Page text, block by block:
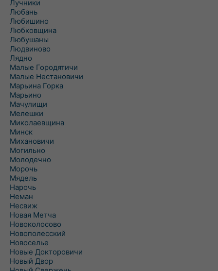
Лучники
Любань
Любишино
Любковщина
Любушаны
Людвиново
Лядно
Малые Городятичи
Малые Нестановичи
Марьина Горка
Марьино
Мачулищи
Мелешки
Миколаевщина
Минск
Михановичи
Могильно
Молодечно
Морочь
Мядель
Нарочь
Неман
Несвиж
Новая Метча
Новоколосово
Новополесский
Новоселье
Новые Докторовичи
Новый Двор